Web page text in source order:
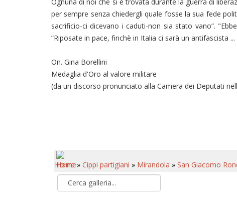
per sempre senza chiedergli quale fosse la sua fede
sacrificio-ci dicevano i caduti-non sia stato vano”.
“Riposate in pace, finchè in Italia ci sarà un antifascista
On. Gina Borellini
Medaglia d'Oro al valore militare
(da un discorso pronunciato alla Camera dei Deputati
Home» Cippi partigiani » Mirandola » San Giacomo